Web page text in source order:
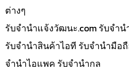
ต่างๆ
รับจํานําแจ้งวัฒนะ.com รับจำน
รับจำนำสินค้าไอที รับจำนำมือ
จำนำไอแพค รับจำนำกล